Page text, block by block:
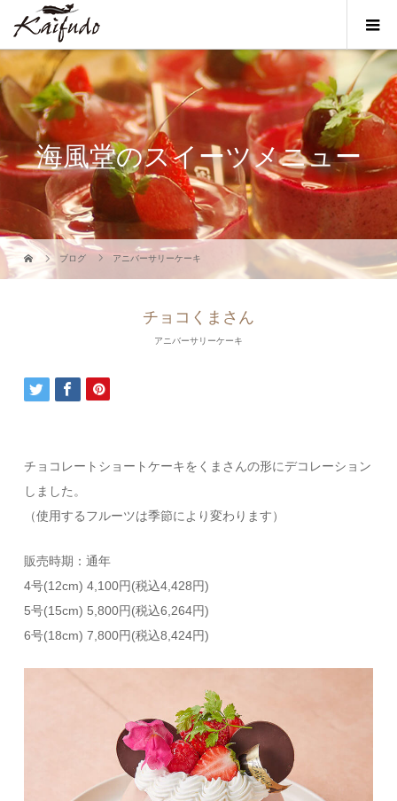
海風堂のスイーツメニュー
ブログ アニバーサリーケーキ
チョコくまさん
アニバーサリーケーキ
チョコレートショートケーキをくまさんの形にデコレーション
しました。
（使用するフルーツは季節により変わります）
販売時期：通年
4号(12cm) 4,100円(税込4,428円)
5号(15cm) 5,800円(税込6,264円)
6号(18cm) 7,800円(税込8,424円)